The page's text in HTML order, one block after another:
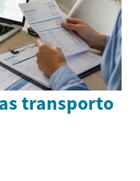
transporto